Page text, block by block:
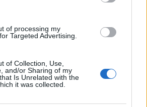
of processing my
Targeted Advertising.
of Collection, Use,
and/or Sharing of my
Is Unrelated with the
it was collected.
Οι φρεγάτες μας δεν
και στοιχεία επιτήρησης
των κυπριακών χωρικών
Δαβάκης.
Κανάκη